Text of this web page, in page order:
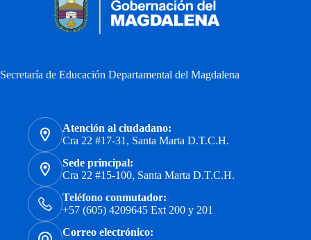
Secretaría de Educación Departamental del Magdalena
Atención al ciudadano:
Cra 22 #17-31, Santa Marta D.T.C.H.
Sede principal:
Cra 22 #15-100, Santa Marta D.T.C.H.
Teléfono conmutador:
+57 (605) 4209645 Ext 200 y 201
Correo electrónico: